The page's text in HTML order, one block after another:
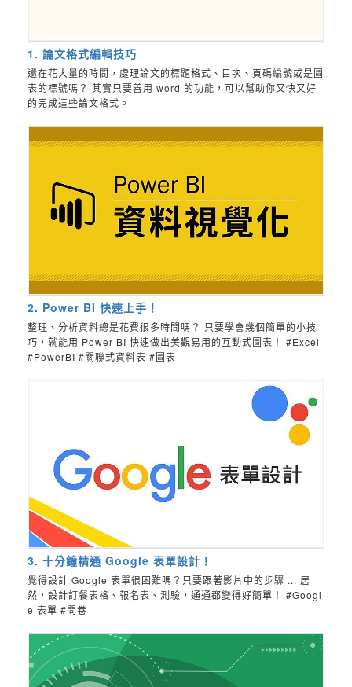
1. 論文格式編輯技巧
還在花大量的時間，處理論文的標題格式、目次、頁碼編號或是圖
表的標號嗎？ 其實只要善用 word 的功能，可以幫助你又快又好
的完成這些論文格式。
2. Power BI 快速上手！
整理、分析資料總是花費很多時間嗎？ 只要學會幾個簡單的小技
巧，就能用 Power BI 快速做出美觀易用的互動式圖表！ #Excel
#PowerBI #關聯式資料表 #圖表
3. 十分鐘精通 Google 表單設計！
覺得設計 Google 表單很困難嗎？只要跟著影片中的步驟 ... 居
然，設計訂餐表格、報名表、測驗，通通都變得好簡單！ #Googl
e 表單 #問卷